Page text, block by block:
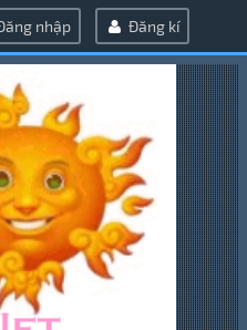
nhập Đăng kí